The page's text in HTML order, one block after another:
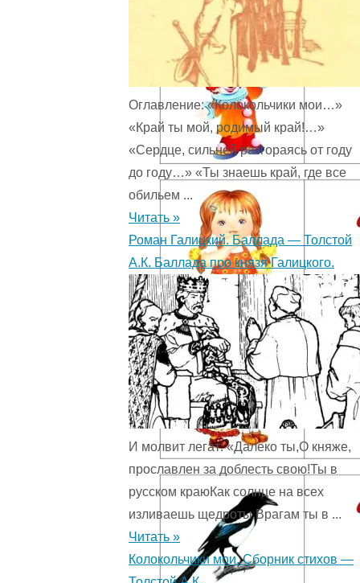
Оглавление: «Колокольчики мои…»
«Край ты мой, родимый край!…»
«Сердце, сильней разгораясь от году
до году…» «Ты знаешь край, где все
обильем ...
Читать »
Роман Галицкий. Баллада — Толстой
А.К. Баллада про князя Галицкого.
И молвит легат: «Далеко ты,О княже,
прославлен за доблесть свою!Ты в
русском краюКак солнце на всех
изливаешь щедроты,Врагам ты в ...
Читать »
Колокольчики мои. Сборник стихов —